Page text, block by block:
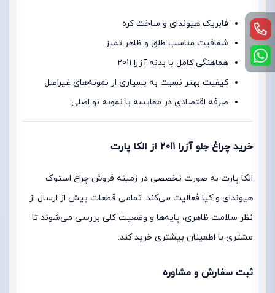
فابریک هیوندای و ساخت کره
شفافیت مناسب طلق و ظاهر تمیز
هماهنگی کامل با بدنه آزرا 2011
کیفیت بهتر نسبت به بسیاری از نمونه‌های غیراصل
صرفه اقتصادی در مقایسه با نمونه نو اصلی
خرید چراغ جلو آزرا 2011 از الکا پارت
الکا پارت به صورت تخصصی در زمینه فروش چراغ استوک
هیوندای و کیا فعالیت می‌کند. تمامی قطعات پیش از ارسال از
نظر سلامت ظاهری، پایه‌ها و وضعیت کلی بررسی می‌شوند تا
مشتری با اطمینان بیشتری خرید کند.
ثبت سفارش و مشاوره